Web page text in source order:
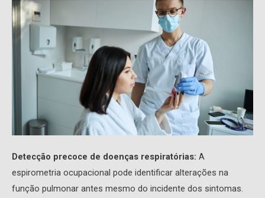
Detecção precoce de doenças respiratórias: A
espirometria ocupacional pode identificar alterações na
função pulmonar antes mesmo do incidente dos sintomas.